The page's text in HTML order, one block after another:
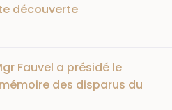
découverte
Fauvel a présidé le
des disparus du